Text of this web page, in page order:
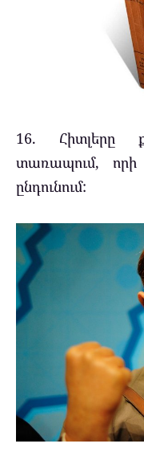
16. Հիտլերը
տառապում,
ընդունում: